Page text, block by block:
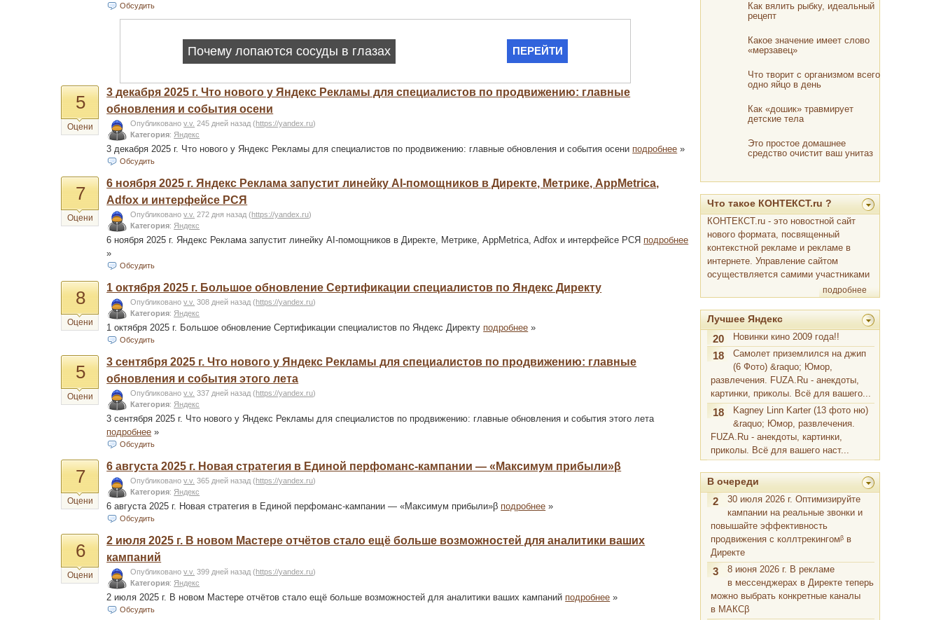
Обсудить
5
Оцени
3 декабря 2025 г. Что нового у Яндекс Рекламы для специалистов по продвижению: главные
обновления и события осени
Опубликованоv.v. 245 дней назад(https://yandex.ru)
Категория: Яндекс
3 декабря 2025 г. Что нового у Яндекс Рекламы для специалистов по продвижению: главные обновления и события осени подробнее »
Обсудить
7
Оцени
6 ноября 2025 г. Яндекс Реклама запустит линейку AI-помощников в Директе, Метрике, AppMetrica,
Adfox и интерфейсе РСЯ
Опубликованоv.v. 272 дня назад(https://yandex.ru)
Категория: Яндекс
6 ноября 2025 г. Яндекс Реклама запустит линейку AI-помощников в Директе, Метрике, AppMetrica, Adfox и интерфейсе РСЯ подробнее
»
Обсудить
8
Оцени
1 октября 2025 г. Большое обновление Сертификации специалистов по Яндекс Директу
Опубликованоv.v. 308 дней назад(https://yandex.ru)
Категория: Яндекс
1 октября 2025 г. Большое обновление Сертификации специалистов по Яндекс Директу подробнее »
Обсудить
5
Оцени
3 сентября 2025 г. Что нового у Яндекс Рекламы для специалистов по продвижению: главные
обновления и события этого лета
Опубликованоv.v. 337 дней назад(https://yandex.ru)
Категория: Яндекс
3 сентября 2025 г. Что нового у Яндекс Рекламы для специалистов по продвижению: главные обновления и события этого лета
подробнее »
Обсудить
7
Оцени
6 августа 2025 г. Новая стратегия в Единой перфоманс-кампании — «Максимум прибыли»β
Опубликованоv.v. 365 дней назад(https://yandex.ru)
Категория: Яндекс
6 августа 2025 г. Новая стратегия в Единой перфоманс-кампании — «Максимум прибыли»β подробнее »
Обсудить
6
Оцени
2 июля 2025 г. В новом Мастере отчётов стало ещё больше возможностей для аналитики ваших
кампаний
Опубликованоv.v. 399 дней назад(https://yandex.ru)
Категория: Яндекс
2 июля 2025 г. В новом Мастере отчётов стало ещё больше возможностей для аналитики ваших кампаний подробнее »
Обсудить
Как вялить рыбку, идеальный
рецепт
Какое значение имеет слово
«мерзавец»
Что творит с организмом всего
одно яйцо в день
Как «дошик» травмирует
детские тела
Этo пpocтoe дoмaшнee
cpeдcтвo oчиcтит вaш унитaз
Что такое КОНТЕКСТ.ru ?
КОНТЕКСТ.ru - это новостной сайт
нового формата, посвященный
контекстной рекламе и рекламе в
интернете. Управление сайтом
осуществляется самими участниками
подробнее
Лучшее Яндекс
20
Новинки кино 2009 года!!
18
Самолет приземлился на джип
(6 Фото) &raquo; Юмор,
развлечения. FUZA.Ru - анекдоты,
картинки, приколы. Всё для вашего...
18
Kagney Linn Karter (13 фото ню)
&raquo; Юмор, развлечения.
FUZA.Ru - анекдоты, картинки,
приколы. Всё для вашего наст...
В очереди
2
30 июля 2026 г. Оптимизируйте
кампании на реальные звонки и
повышайте эффективность
продвижения с коллтрекингомᵝ в
Директе
3
8 июня 2026 г. В рекламе
в мессенджерах в Директе теперь
можно выбрать конкретные каналы
в МАКСβ